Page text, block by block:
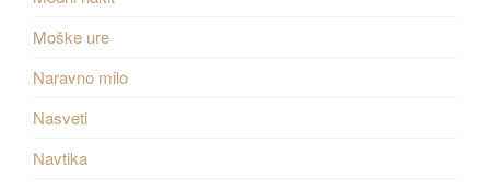
Moške ure
Naravno milo
Nasveti
Navtika